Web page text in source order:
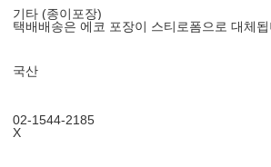
기타 (종이포장)
택배배송은 에코 포장이 스티로폼으로 대체됩
국산
02-1544-2185
X